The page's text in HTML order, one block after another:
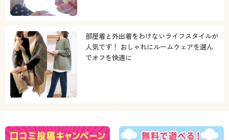
部屋着と外出着をわけないライフスタイルが
人気です！ おしゃれにルームウェアを選ん
でオフを快適に